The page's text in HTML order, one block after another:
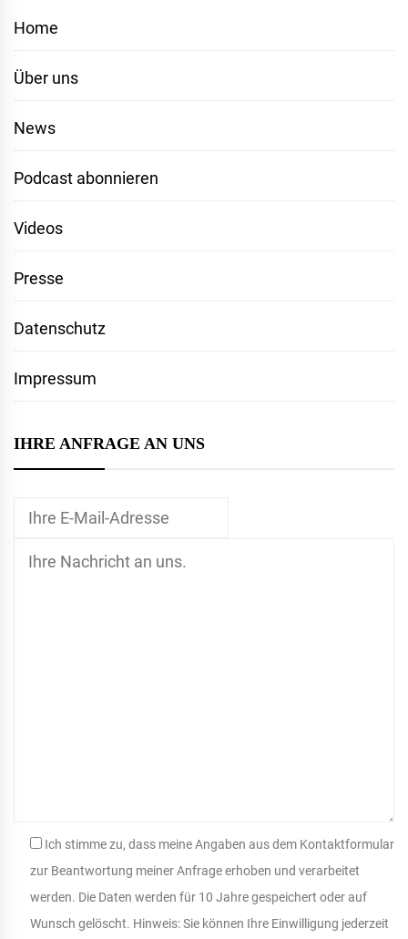
Home
Über uns
News
Podcast abonnieren
Videos
Presse
Datenschutz
Impressum
IHRE ANFRAGE AN UNS
Ich stimme zu, dass meine Angaben aus dem Kontaktformular
zur Beantwortung meiner Anfrage erhoben und verarbeitet
werden. Die Daten werden für 10 Jahre gespeichert oder auf
Wunsch gelöscht. Hinweis: Sie können Ihre Einwilligung jederzeit